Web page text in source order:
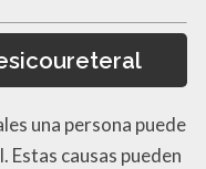
una persona puede
causas pueden